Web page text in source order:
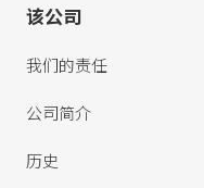
该公司
我们的责任
公司简介
历史